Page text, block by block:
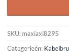
SKU: maxiaxi8295
Categorieën: